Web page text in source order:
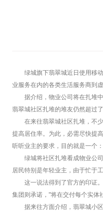
绿城旗下翡翠城近日使用移
业服务在内的各类生活服务商到
据介绍，物业公司将在扎堆
翡翠城社区扎堆的堆友仍然超过
在来往翡翠城社区扎堆，不
提高居住率。为此，必需尽快提
听听业主的要求，目的就是一个
绿城将社区扎堆看成物业公
居民特别是年轻业主，由于忙于
这一说法得到了官方的印证
集团则承诺，"将在交付每个实体
据来往方面介绍，翡翠城小